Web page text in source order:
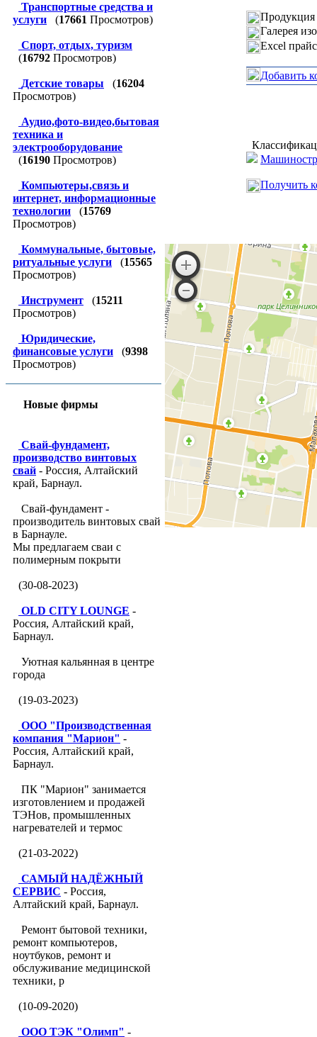
Транспортные средства и
услуги
(17661 Просмотров)
Спорт, отдых, туризм
(16792 Просмотров)
Детские товары (16204
Просмотров)
Аудио,фото-видео,бытовая
техника и
электрооборудование
(16190 Просмотров)
Компьютеры,связь и
интернет, информационные
технологии
(15769
Просмотров)
Коммунальные, бытовые,
ритуальные услуги
(15565
Просмотров)
Инструмент (15211
Просмотров)
Юридические,
финансовые услуги
(9398
Просмотров)
Новые фирмы
Свай-фундамент,
производство винтовых
свай - Россия, Алтайский
край, Барнаул.
Свай-фундамент -
производитель винтовых свай
в Барнауле.
Мы предлагаем сваи с
полимерным покрыти
(30-08-2023)
OLD CITY LOUNGE -
Россия, Алтайский край,
Барнаул.
Уютная кальянная в центре
города
(19-03-2023)
ООО "Производственная
компания "Марион" -
Россия, Алтайский край,
Барнаул.
ПК "Марион" занимается
изготовлением и продажей
ТЭНов, промышленных
нагревателей и термос
(21-03-2022)
САМЫЙ НАДЁЖНЫЙ
СЕРВИС - Россия,
Алтайский край, Барнаул.
Ремонт бытовой техники,
ремонт компьютеров,
ноутбуков, ремонт и
обслуживание медицинской
техники, р
(10-09-2020)
ООО ТЭК "Олимп" -
Продукция
Галерея
Excel
Добавить
Получить